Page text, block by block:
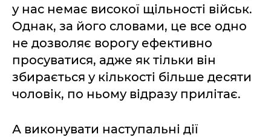
у нас немає високої щільності військ.
Однак, за його словами, це все одно
не дозволяє ворогу ефективно
просуватися, адже як тільки він
збирається у кількості більше десяти
чоловік, по ньому відразу прилітає.
А виконувати наступальні дії